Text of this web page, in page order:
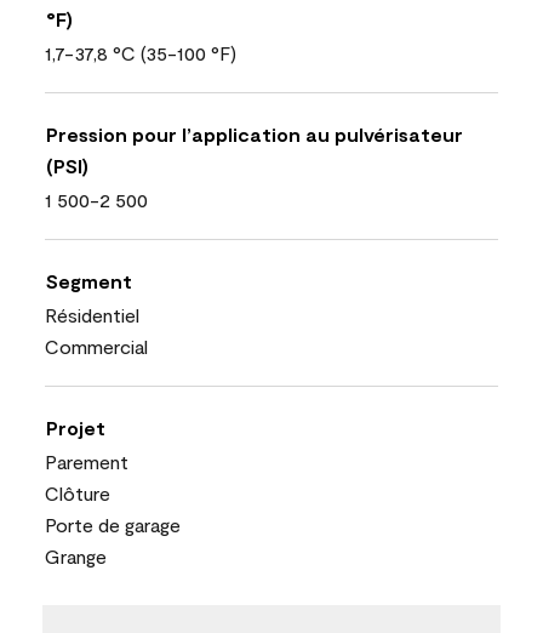
°F)
1,7-37,8 °C (35-100 °F)
Pression pour l’application au pulvérisateur
(PSI)
1 500-2 500
Segment
Résidentiel
Commercial
Projet
Parement
Clôture
Porte de garage
Grange